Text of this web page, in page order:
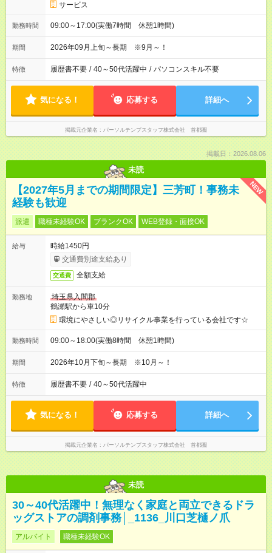
サービス
勤務時間 09:00～17:00(実働7時間 休憩1時間)
期間 2026年09月上旬～長期 ※9月～！
特徴 履歴書不要 / 40～50代活躍中 / パソコンスキル不要
気になる！ 応募する 詳細へ
掲載元企業名 パーソルテンプスタッフ株式会社 首都圏
掲載日：2026.08.06
未読
NEW
【2027年5月までの期間限定】三芳町！事務未
経験も歓迎
派遣 職種未経験OK ブランクOK WEB登録・面接OK
給与
時給1450円
交通費別途支給あり
交通費 全額支給
勤務地
埼玉県入間郡
鶴瀬駅から車10分
環境にやさしい◎リサイクル事業を行っている会社です☆
勤務時間 09:00～18:00(実働8時間 休憩1時間)
期間 2026年10月下旬～長期 ※10月～！
特徴 履歴書不要 / 40～50代活躍中
気になる！ 応募する 詳細へ
掲載元企業名 パーソルテンプスタッフ株式会社 首都圏
未読
30～40代活躍中！無理なく家庭と両立できるドラ
ッグストアの調剤事務│_1136_川口芝樋ノ爪
アルバイト 職種未経験OK